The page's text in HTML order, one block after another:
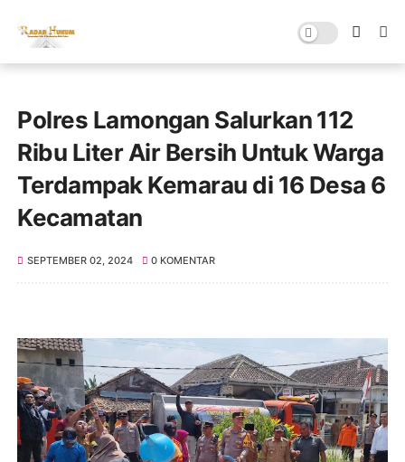
Polres Lamongan Salurkan 112
Ribu Liter Air Bersih Untuk Warga
Terdampak Kemarau di 16 Desa 6
Kecamatan
SEPTEMBER 02, 2024 0 KOMENTAR